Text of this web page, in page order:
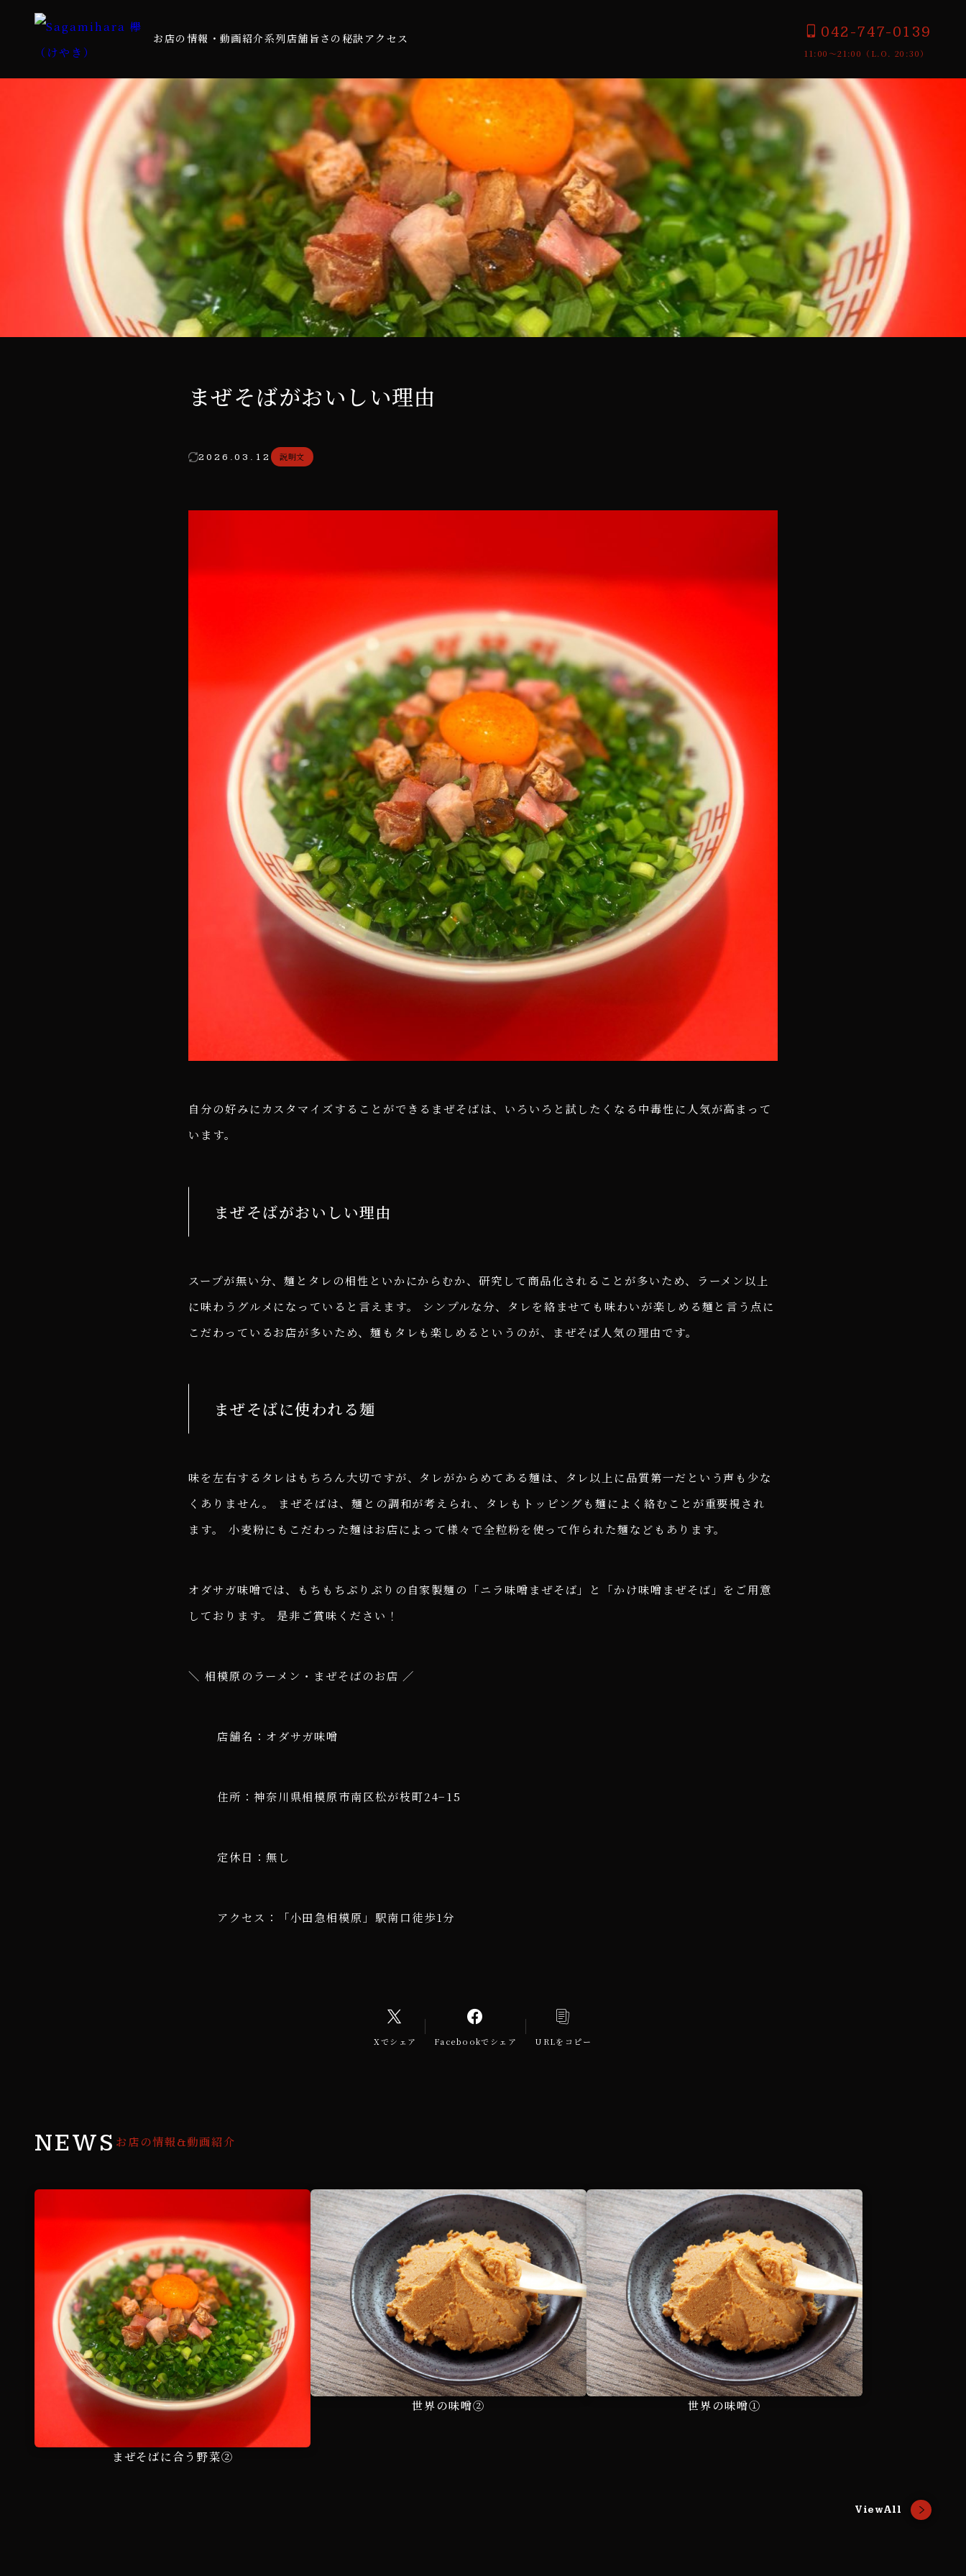
お店の情報・動画紹介系列店舗 旨さの秘訣 アクセス 042-747-0139
11:00〜21:00（L.O. 20:30）
まぜそばがおいしい理由
2026.03.12 説明文
自分の好みにカスタマイズすることができるまぜそばは、いろいろと試したくなる中毒性に人気が高まって
います。
まぜそばがおいしい理由
スープが無い分、麺とタレの相性といかにからむか、研究して商品化されることが多いため、ラーメン以上
に味わうグルメになっていると言えます。 シンプルな分、タレを絡ませても味わいが楽しめる麺と言う点に
こだわっているお店が多いため、麺もタレも楽しめるというのが、まぜそば人気の理由です。
まぜそばに使われる麺
味を左右するタレはもちろん大切ですが、タレがからめてある麺は、タレ以上に品質第一だという声も少な
くありません。 まぜそばは、麺との調和が考えられ、タレもトッピングも麺によく絡むことが重要視され
ます。 小麦粉にもこだわった麺はお店によって様々で全粒粉を使って作られた麺などもあります。
オダサガ味噌では、もちもちぷりぷりの自家製麺の「ニラ味噌まぜそば」と「かけ味噌まぜそば」をご用意
しております。 是非ご賞味ください！
＼ 相模原のラーメン・まぜそばのお店 ／
店舗名：オダサガ味噌
住所：神奈川県相模原市南区松が枝町24−15
定休日：無し
アクセス：「小田急相模原」駅南口徒歩1分
Xでシェア Facebookでシェア URLをコピー
お店の情報&動画紹介
NEWS
まぜそばに合う野菜②
世界の味噌② 世界の味噌①
ViewAll